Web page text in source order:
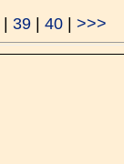
39 40 >>>